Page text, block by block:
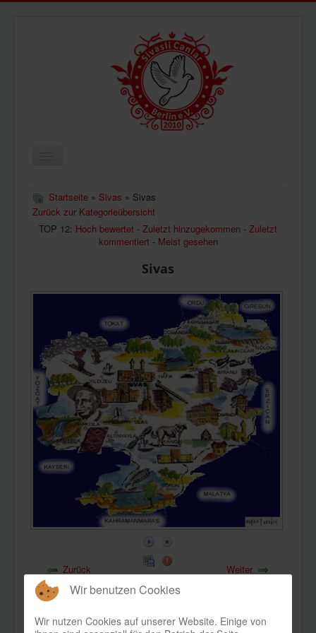
ÜBERUNS
AKTUELLES
KONTAKT
Startseite » Sivas » Sivas
Zurück zur Kategorieübersicht
TOP 12: Hoch bewertet - Zuletzt hinzugekommen - Zuletzt
kommentiert - Meist gesehen
Sivas
Zurück
Bild 16 von 30
Weiter
Wir benutzen Cookies
Wir nutzen Cookies auf unserer Website. Einige von